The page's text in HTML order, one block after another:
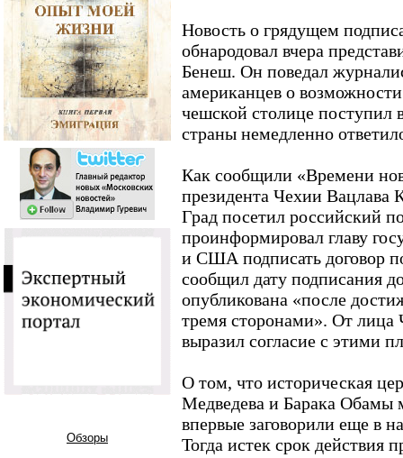
Обзоры
Новость о грядущем
обнародовал вчера
Бенеш. Он поведал
американцев о
чешской столице поступил
страны немедленно
Как сообщили «Времени
президента Чехии Вацлава
Град посетил российский
проинформировал главу
и США подписать договор
сообщил дату подписания
опубликована «после
тремя сторонами». От лица
выразил согласие с этими
О том, что историческая
Медведева и Барака Обамы
впервые заговорили еще в
Тогда истек срок действия